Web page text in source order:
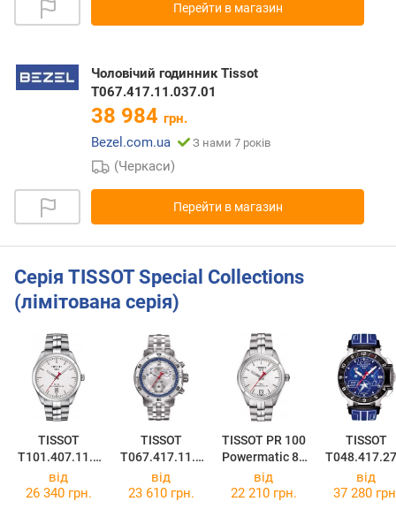
Перейти в магазин
Чоловічий годинник Tissot
T067.417.11.037.01
38 984 грн.
Bezel.com.ua
З нами 7 років
(Черкаси)
Перейти в магазин
Серія TISSOT Special Collections
(лімітована серія)
TISSOT
T101.407.11.0
11.00
TISSOT
T067.417.11.0
37.01
TISSOT PR 100
Powermatic 80
Asian Games
Edition Lady
TISSOT
47.00
від
26 340 грн.
від
23 610 грн.
від
22 210 грн.
від
37 280